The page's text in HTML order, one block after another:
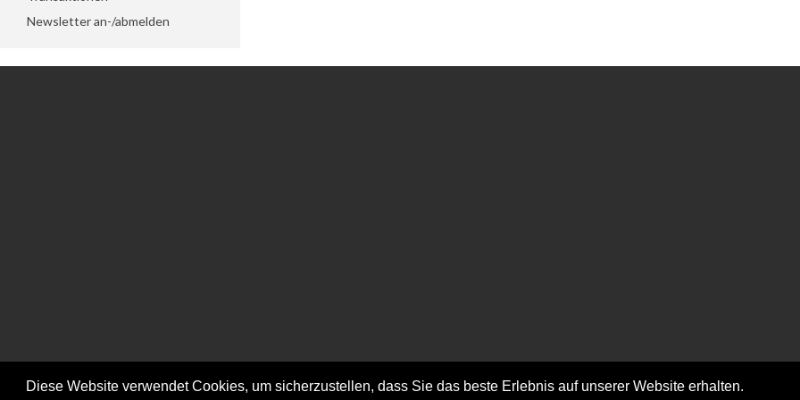
Diese Website verwendet Cookies, um sicherzustellen, dass Sie das beste Erlebnis auf unserer Website erhalten.
Newsletter an-/abmelden